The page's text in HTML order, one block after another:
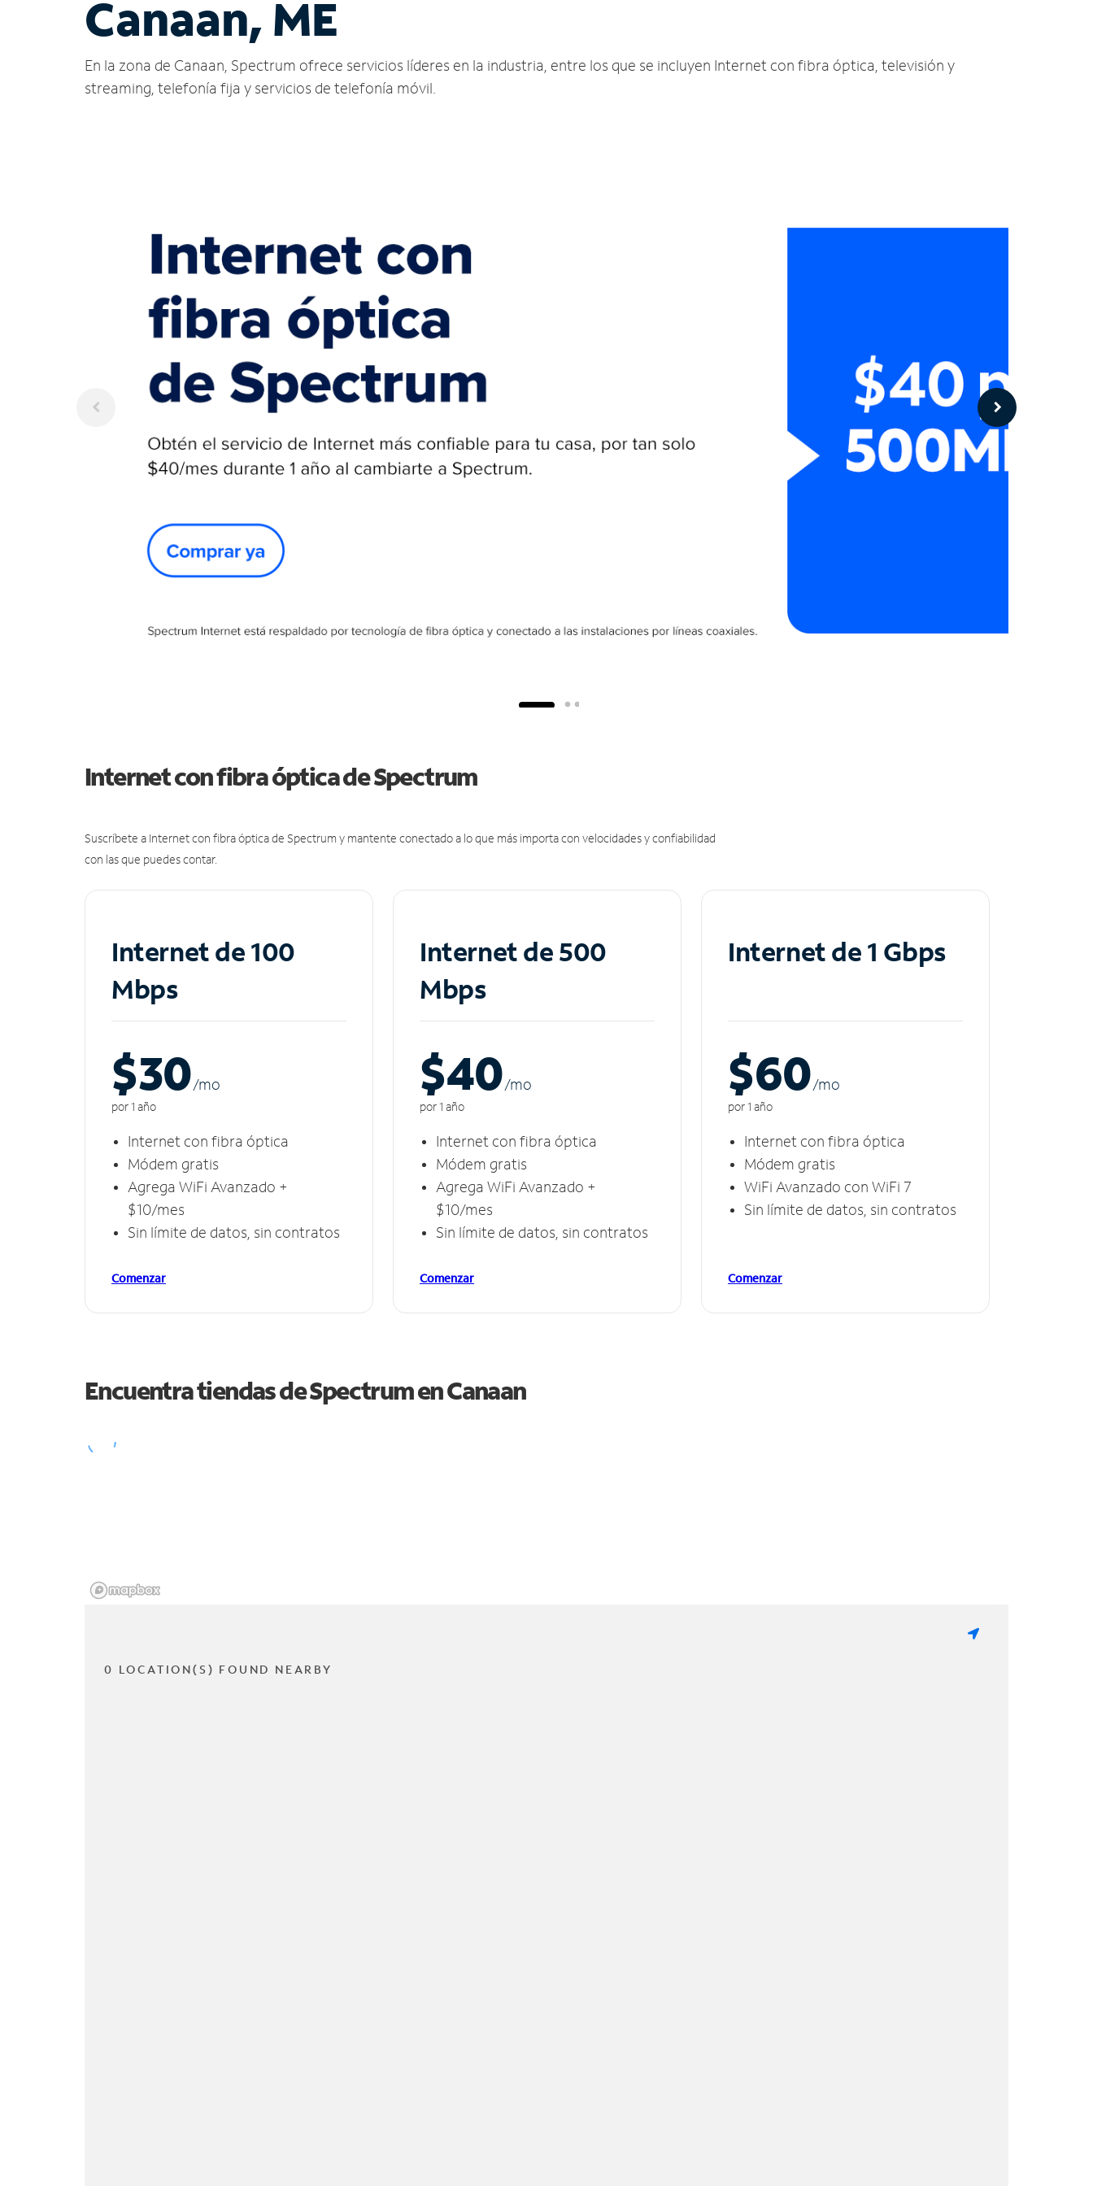
Canaan, ME
En la zona de Canaan, Spectrum ofrece servicios líderes en la industria, entre los que se incluyen Internet con fibra óptica, televisión y
streaming, telefonía fija y servicios de telefonía móvil.
Internet con fibra óptica de Spectrum
Suscríbete a Internet con fibra óptica de Spectrum y mantente conectado a lo que más importa con velocidades y confiabilidad
con las que puedes contar.
Internet de 100
Mbps
$30/mo
por 1 año
Internet con fibra óptica
Módem gratis
Agrega WiFi Avanzado +
$10/mes
Sin límite de datos, sin contratos
Comenzar
Internet de 500
Mbps
$40/mo
por 1 año
Internet con fibra óptica
Módem gratis
Agrega WiFi Avanzado +
$10/mes
Sin límite de datos, sin contratos
Comenzar
Internet de 1 Gbps
$60/mo
por 1 año
Internet con fibra óptica
Módem gratis
WiFi Avanzado con WiFi 7
Sin límite de datos, sin contratos
Comenzar
Encuentra tiendas de Spectrum enCanaan
0 LOCATION(S) FOUND NEARBY